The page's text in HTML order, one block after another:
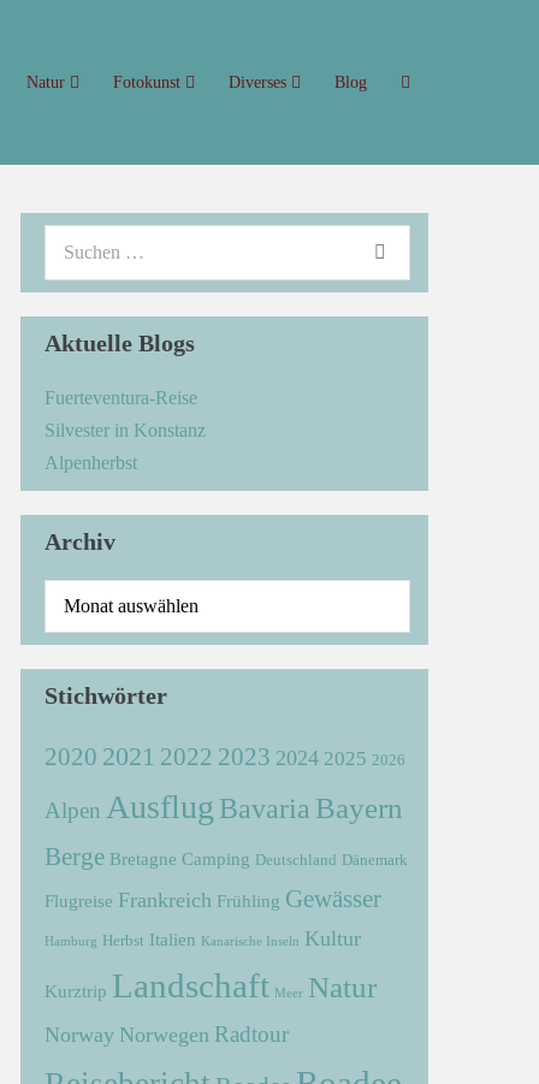
Natur Fotokunst Diverses Blog
Aktuelle Blogs
Fuerteventura-Reise
Silvester in Konstanz
Alpenherbst
Archiv
Stichwörter
2020 2021 2022 2023 2024 2025 2026
Alpen Ausflug Bavaria Bayern
Berge Bretagne Camping Deutschland Dänemark
Flugreise Frankreich Frühling Gewässer
Hamburg Herbst Italien Kanarische Inseln Kultur
Kurztrip Landschaft Meer Natur
Norway Norwegen Radtour